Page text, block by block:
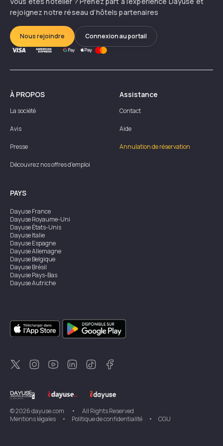
rejoignez notre réseau d’hôtels partenaires
Nous rejoindre Connexion au portail
À PROPOS
La société
Avis
Presse
Découvrez nos offres d'emploi
Assistance
Contact
Aide
Annulation de réservation
PAYS
DayuseFrance
DayuseRoyaume-Uni
DayuseÉtats-Unis
DayuseItalie
DayuseEspagne
DayuseAllemagne
DayuseBelgique
DayuseBrésil
DayusePays-Bas
DayuseAutriche
DayuseSingapour
DayuseSuède
DayuseThaïlande
DayuseNouvelle-Zélande
DayuseTurquie
©2026dayuse.com •
All Rights Reserved
Mentions légales
• Politique de confidentialité • CGU